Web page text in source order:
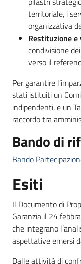
territoriale, i
organizzativa
Restituzione
condivisione
verso il
Per garantire
stati istituiti un
indipendenti, e un
raccordo tra
Bando di
Bando
Esiti
Il Documento di
Garanzia il 24
che integrano
aspettative emersi
Dalle attività di